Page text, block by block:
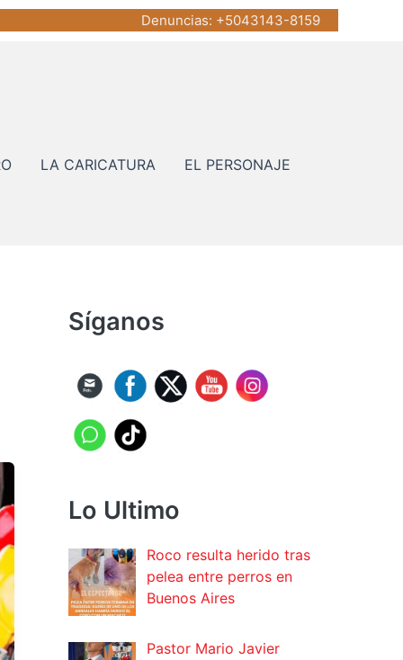
Denuncias: +5043143-8159
LA CARICATURA EL PERSONAJE
Síganos
Lo Ultimo
Roco resulta herido tras
pelea entre perros en
Buenos Aires
Pastor Mario Javier